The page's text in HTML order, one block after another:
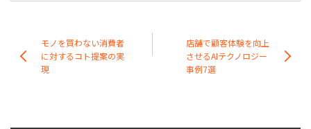
モノを買わない消費者
に対するコト提案の実
現
店舗で顧客体験を向上
させるAIテクノロジー
事例7選